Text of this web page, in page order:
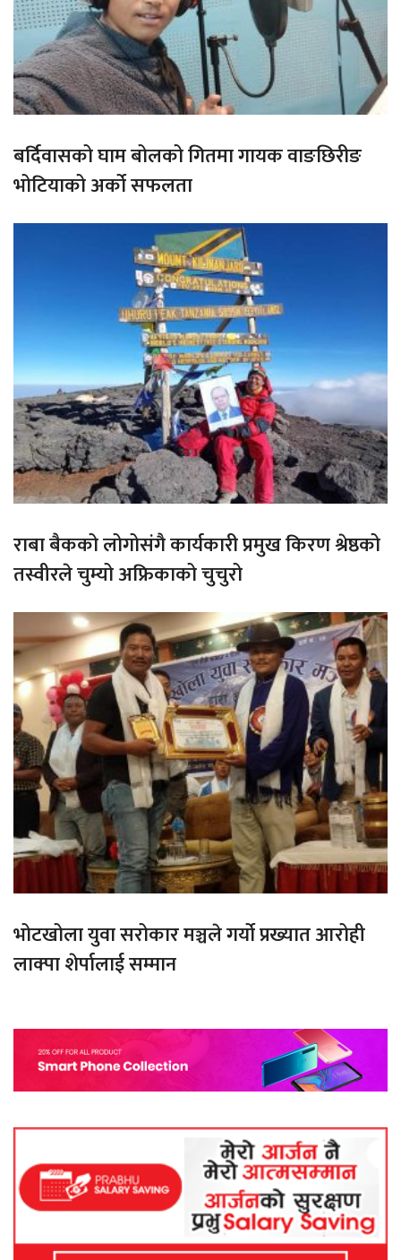
बर्दिवासको घाम बोलको गितमा गायक वाङछिरीङ
भोटियाको अर्को सफलता
राबा बैकको लोगोसंगै कार्यकारी प्रमुख किरण श्रेष्ठको
तस्वीरले चुम्यो अफ्रिकाको चुचुरो
भोटखोला युवा सरोकार मञ्चले गर्यो प्रख्यात आरोही
लाक्पा शेर्पालाई सम्मान